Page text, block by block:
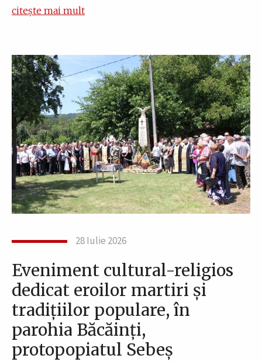
citește mai mult
28 Iulie 2026
Eveniment cultural-religios
dedicat eroilor martiri și
tradițiilor populare, în
parohia Băcăinți,
protopopiatul Sebeș